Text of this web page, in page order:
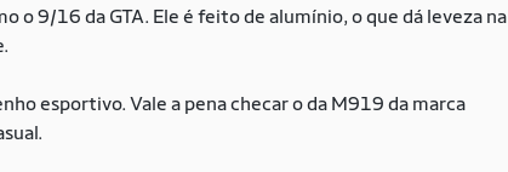
o 9/16 da GTA. Ele é feito de alumínio, o que dá leveza na
esportivo. Vale a pena checar o da M919 da marca